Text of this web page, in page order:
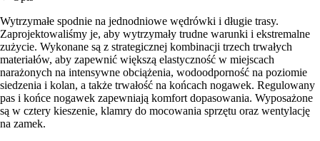
Wytrzymałe spodnie na jednodniowe wędrówki i długie trasy.
Zaprojektowaliśmy je, aby wytrzymały trudne warunki i ekstremalne
zużycie. Wykonane są z strategicznej kombinacji trzech trwałych
materiałów, aby zapewnić większą elastyczność w miejscach
narażonych na intensywne obciążenia, wodoodporność na poziomie
siedzenia i kolan, a także trwałość na końcach nogawek. Regulowany
pas i końce nogawek zapewniają komfort dopasowania. Wyposażone
są w cztery kieszenie, klamry do mocowania sprzętu oraz wentylację
na zamek.